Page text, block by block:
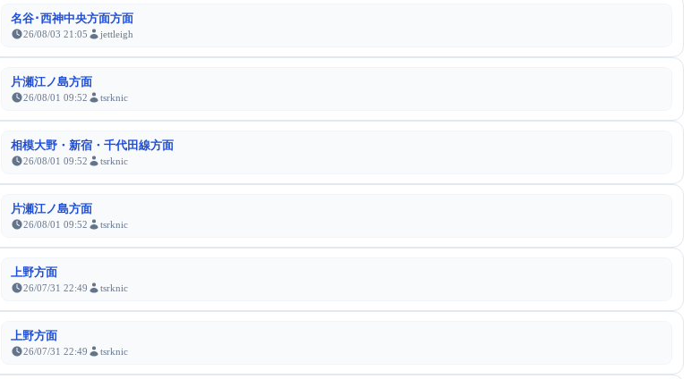
名谷･西神中央方面方面
26/08/03 21:05 jettleigh
片瀬江ノ島方面
26/08/01 09:52 tsrknic
相模大野・新宿・千代田線方面
26/08/01 09:52 tsrknic
片瀬江ノ島方面
26/08/01 09:52 tsrknic
上野方面
26/07/31 22:49 tsrknic
上野方面
26/07/31 22:49 tsrknic